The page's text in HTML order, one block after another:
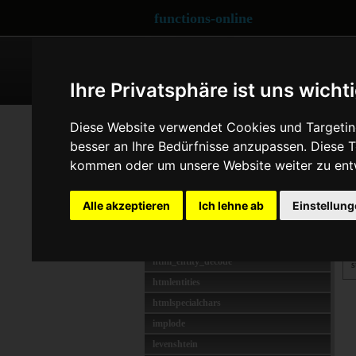
Ihre Privatsphäre ist uns
Diese Website verwendet Cookies und
besser an Ihre Bedürfnisse anzupassen. Diese
kommen oder um unsere Website weiter zu
Alle akzeptieren Ich lehne ab
functions-online
chunk_split
count_chars
html_entity_decode
htmlentities
htmlspecialchars
implode
levenshtein